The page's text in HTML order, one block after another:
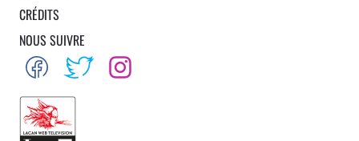
CRÉDITS
NOUS SUIVRE